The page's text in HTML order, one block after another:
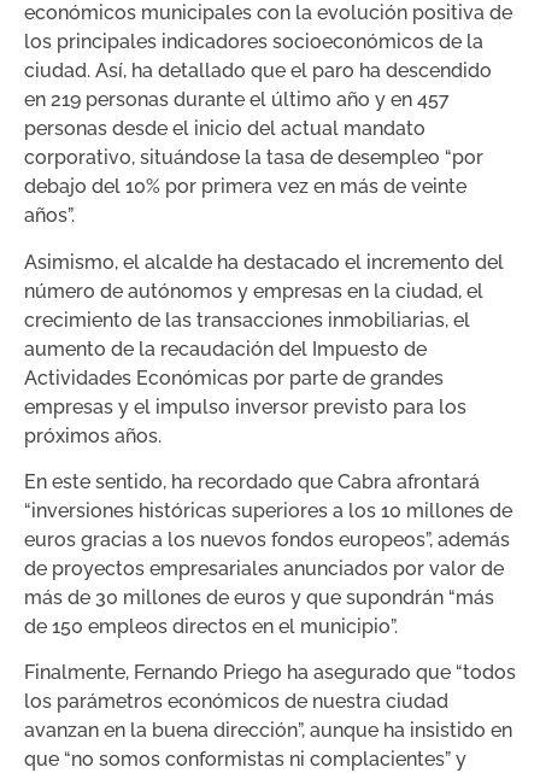
económicos municipales con la evolución positiva de
los principales indicadores socioeconómicos de la
ciudad. Así, ha detallado que el paro ha descendido
en 219 personas durante el último año y en 457
personas desde el inicio del actual mandato
corporativo, situándose la tasa de desempleo “por
debajo del 10% por primera vez en más de veinte
años”.
Asimismo, el alcalde ha destacado el incremento del
número de autónomos y empresas en la ciudad, el
crecimiento de las transacciones inmobiliarias, el
aumento de la recaudación del Impuesto de
Actividades Económicas por parte de grandes
empresas y el impulso inversor previsto para los
próximos años.
En este sentido, ha recordado que Cabra afrontará
“inversiones históricas superiores a los 10 millones de
euros gracias a los nuevos fondos europeos”, además
de proyectos empresariales anunciados por valor de
más de 30 millones de euros y que supondrán “más
de 150 empleos directos en el municipio”.
Finalmente, Fernando Priego ha asegurado que “todos
los parámetros económicos de nuestra ciudad
avanzan en la buena dirección”, aunque ha insistido en
que “no somos conformistas ni complacientes” y